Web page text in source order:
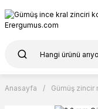
Anasayfa Gümüş zincir